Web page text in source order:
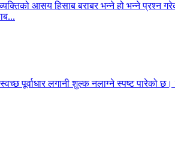
आसय हिसाब बराबर भन्ने हो भन्ने प्रश्न
पूर्वाधार लगानी शुल्क नलाग्ने स्पष्ट पारेको